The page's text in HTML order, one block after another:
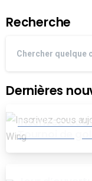
Recherche
Dernières
Inscrivez-
Tournoi de